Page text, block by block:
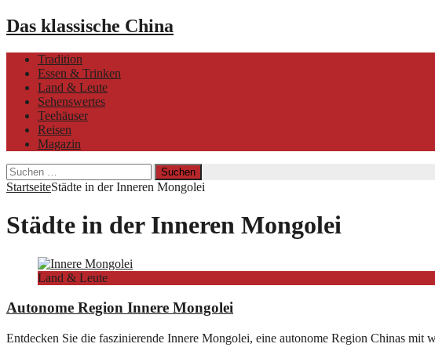
Das klassische China
Tradition
Essen & Trinken
Land & Leute
Sehenswertes
Teehäuser
Reisen
Magazin
Suchen
nach:
StartseiteStädte in der Inneren Mongolei
Städte in der Inneren Mongolei
Land & Leute
Autonome Region Innere Mongolei
Entdecken Sie die faszinierende Innere Mongolei, eine autonome Region Chinas